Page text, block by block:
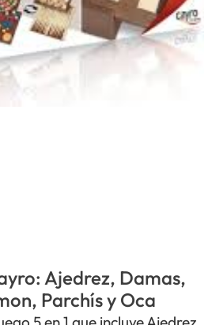
Ajedrez, Damas,
Parchís y Oca